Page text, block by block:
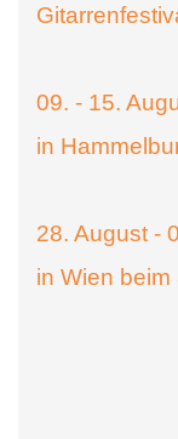
09. - 15.
in
28. August -
in Wien beim